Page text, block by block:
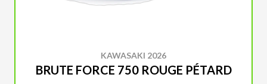
KAWASAKI 2026
BRUTE FORCE 750 ROUGE PÉTARD